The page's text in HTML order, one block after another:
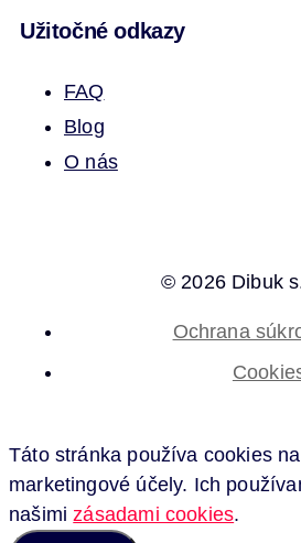
Užitočné odkazy
FAQ
Blog
O nás
© 2026 Dibuk
Ochrana
Táto stránka používa cookies
marketingové účely. Ich
našimizásadami cookies.